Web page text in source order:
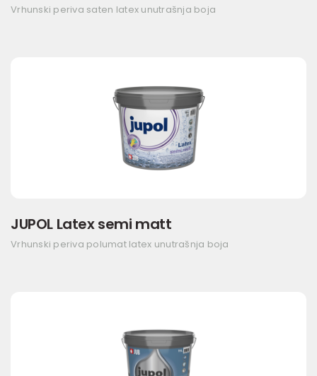
Vrhunski periva saten latex unutrašnja boja
JUPOL Latex semi matt
Vrhunski periva polumat latex unutrašnja boja